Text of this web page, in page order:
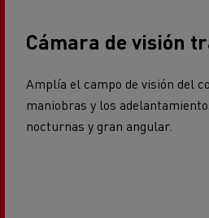
Cámara de visión
Amplía el campo de visión del
maniobras y los
nocturnas y gran angular.